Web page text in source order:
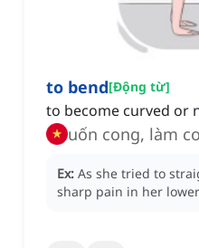
to bend[Động từ]
to become curved or
uốn cong, làm
Ex: As she tried to
sharp pain in her